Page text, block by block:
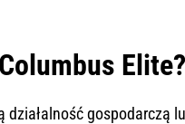
Elite?
gospodarczą